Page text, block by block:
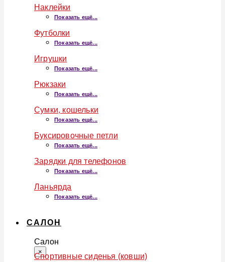
Наклейки
Показать ещё...
Футболки
Показать ещё...
Игрушки
Показать ещё...
Рюкзаки
Показать ещё...
Сумки, кошельки
Показать ещё...
Буксировочные петли
Показать ещё...
Зарядки для телефонов
Показать ещё...
Ланьярда
Показать ещё...
САЛОН
Салон
×
Спортивные сиденья (ковши)